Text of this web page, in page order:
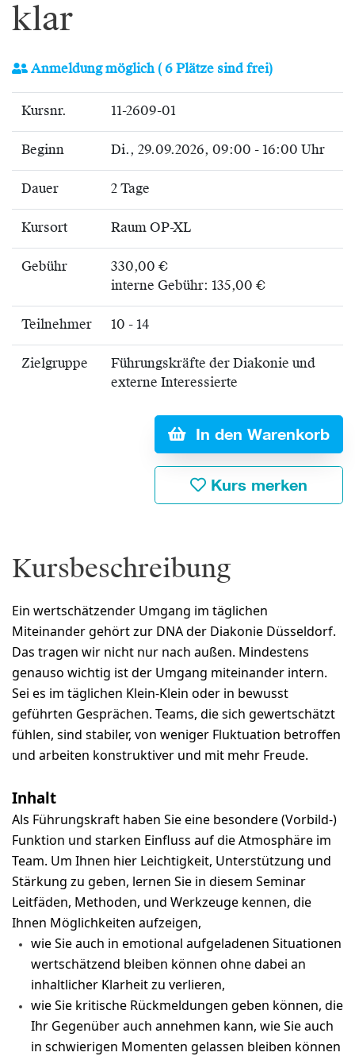
klar
Anmeldung möglich( 6 Plätze sind frei)
Kursnr. 11-2609-01
Beginn Di., 29.09.2026, 09:00 - 16:00 Uhr
Dauer 2 Tage
Kursort Raum OP-XL
Gebühr
330,00 €
interne Gebühr: 135,00 €
Teilnehmer 10 - 14
Zielgruppe
Führungskräfte der Diakonie und
externe Interessierte
In den Warenkorb
Kurs merken
Kursbeschreibung
Ein wertschätzender Umgang im täglichen
Miteinander gehört zur DNA der Diakonie Düsseldorf.
Das tragen wir nicht nur nach außen. Mindestens
genauso wichtig ist der Umgang miteinander intern.
Sei es im täglichen Klein-Klein oder in bewusst
geführten Gesprächen. Teams, die sich gewertschätzt
fühlen, sind stabiler, von weniger Fluktuation betroffen
und arbeiten konstruktiver und mit mehr Freude.
Inhalt
Als Führungskraft haben Sie eine besondere (Vorbild-)
Funktion und starken Einfluss auf die Atmosphäre im
Team. Um Ihnen hier Leichtigkeit, Unterstützung und
Stärkung zu geben, lernen Sie in diesem Seminar
Leitfäden, Methoden, und Werkzeuge kennen, die
Ihnen Möglichkeiten aufzeigen,
wie Sie auch in emotional aufgeladenen Situationen
wertschätzend bleiben können ohne dabei an
inhaltlicher Klarheit zu verlieren,
wie Sie kritische Rückmeldungen geben können, die
Ihr Gegenüber auch annehmen kann, wie Sie auch
in schwierigen Momenten gelassen bleiben können